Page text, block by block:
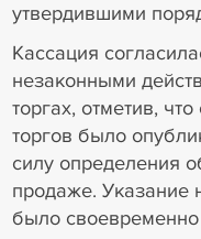
утвердившими
Кассация
незаконными
торгах, отметив,
торгов было
силу определения
продаже. Указание
было